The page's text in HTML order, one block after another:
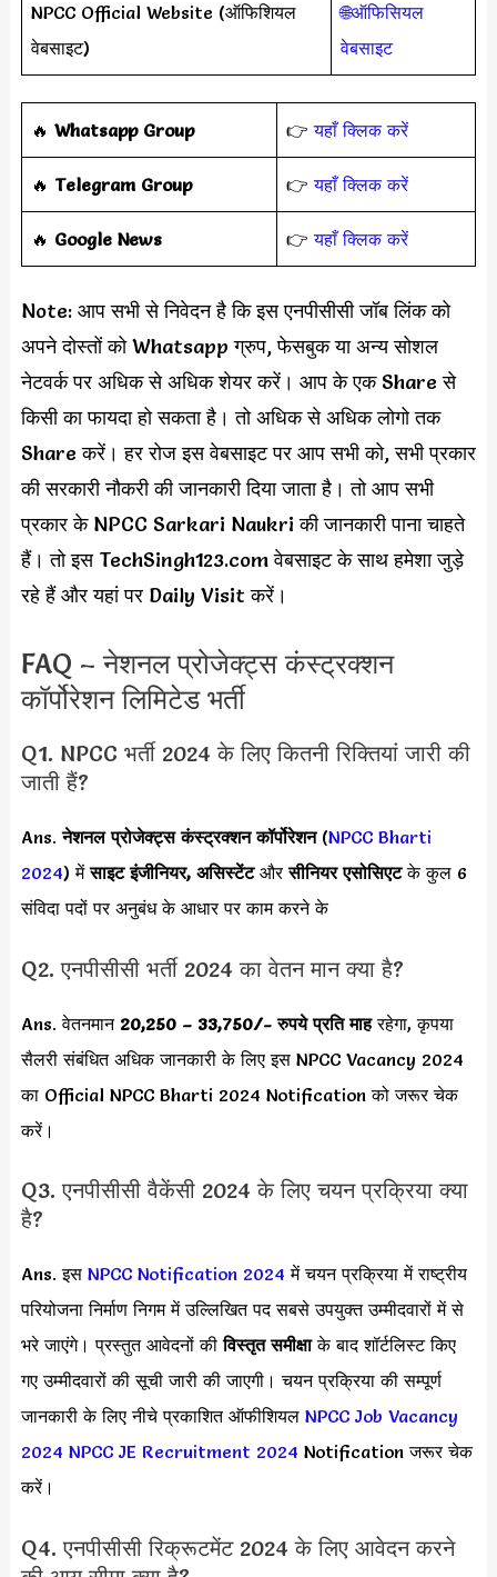
NPCC Official Website (ऑफिशियल
वेबसाइट)
🌐ऑफिसियल
वेबसाइट
‎️‍🔥 Whatsapp Group 👉यहाँ क्लिक करें
‎️‍🔥 Telegram Group 👉यहाँ क्लिक करें
️‍🔥 Google News 👉 यहाँ क्लिक करें
Note: आप सभी से निवेदन है कि इस एनपीसीसी जॉब लिंक को
अपने दोस्तों को Whatsapp ग्रुप, फेसबुक या अन्य सोशल
नेटवर्क पर अधिक से अधिक शेयर करें। आप के एक Share से
किसी का फायदा हो सकता है। तो अधिक से अधिक लोगो तक
Share करें। हर रोज इस वेबसाइट पर आप सभी को, सभी प्रकार
की सरकारी नौकरी की जानकारी दिया जाता है। तो आप सभी
प्रकार के NPCC Sarkari Naukri की जानकारी पाना चाहते
हैं। तो इस TechSingh123.com वेबसाइट के साथ हमेशा जुड़े
रहे हैं और यहां पर Daily Visit करें।
FAQ – नेशनल प्रोजेक्ट्स कंस्ट्रक्शन
कॉर्पोरेशन लिमिटेड भर्ती
Q1. NPCC भर्ती 2024 के लिए कितनी रिक्तियां जारी की
जाती हैं?
Ans.नेशनल प्रोजेक्ट्स कंस्ट्रक्शन कॉर्पोरेशन(NPCC Bharti
2024) मेंसाइट इंजीनियर, असिस्टेंटऔरसीनियर एसोसिएटके कुल 6
संविदा पदों पर अनुबंध के आधार पर काम करने के
Q2. एनपीसीसी भर्ती 2024 का वेतन मान क्या है?
Ans. वेतनमान20,250 – 33,750/- रुपये प्रति माहरहेगा, कृपया
सैलरी संबंधित अधिक जानकारी के लिए इस NPCC Vacancy 2024
का Official NPCC Bharti 2024 Notification को जरूर चेक
करें।
Q3. एनपीसीसी वैकेंसी 2024 के लिए चयन प्रक्रिया क्या
है?
Ans. इस NPCC Notification 2024 में चयन प्रक्रिया में राष्ट्रीय
परियोजना निर्माण निगम में उल्लिखित पद सबसे उपयुक्त उम्मीदवारों में से
भरे जाएंगे। प्रस्तुत आवेदनों कीविस्तृत समीक्षाके बाद शॉर्टलिस्ट किए
गए उम्मीदवारों की सूची जारी की जाएगी। चयन प्रक्रिया की सम्पूर्ण
जानकारी के लिए नीचे प्रकाशित ऑफीशियल NPCC Job Vacancy
2024 NPCC JE Recruitment 2024 Notification जरूर चेक
करें।
Q4. एनपीसीसी रिक्रूटमेंट 2024 के लिए आवेदन करने